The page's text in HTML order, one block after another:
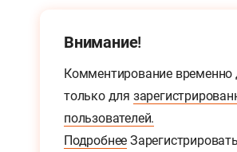
Внимание!
Комментирование временно
только для
пользователей.
Подробнее